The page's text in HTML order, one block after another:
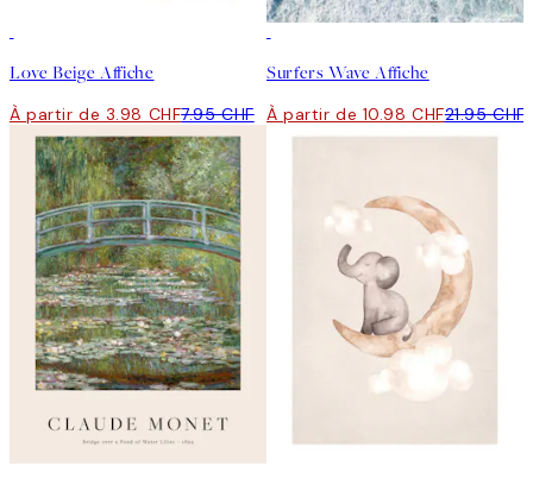
Love Beige Affiche
À partir de 3.98 CHF7.95 CHF
Surfers Wave Affiche
À partir de 10.98 CHF21.95 CHF